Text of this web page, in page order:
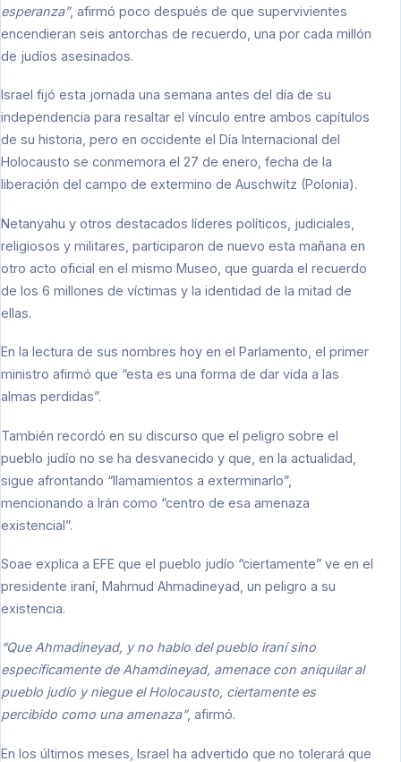
esperanza”, afirmó poco después de que supervivientes
encendieran seis antorchas de recuerdo, una por cada millón
de judíos asesinados.
Israel fijó esta jornada una semana antes del día de su
independencia para resaltar el vínculo entre ambos capítulos
de su historia, pero en occidente el Día Internacional del
Holocausto se conmemora el 27 de enero, fecha de la
liberación del campo de extermino de Auschwitz (Polonia).
Netanyahu y otros destacados líderes políticos, judiciales,
religiosos y militares, participaron de nuevo esta mañana en
otro acto oficial en el mismo Museo, que guarda el recuerdo
de los 6 millones de víctimas y la identidad de la mitad de
ellas.
En la lectura de sus nombres hoy en el Parlamento, el primer
ministro afirmó que “esta es una forma de dar vida a las
almas perdidas”.
También recordó en su discurso que el peligro sobre el
pueblo judío no se ha desvanecido y que, en la actualidad,
sigue afrontando “llamamientos a exterminarlo”,
mencionando a Irán como “centro de esa amenaza
existencial”.
Soae explica a EFE que el pueblo judío “ciertamente” ve en el
presidente iraní, Mahmud Ahmadineyad, un peligro a su
existencia.
“Que Ahmadineyad, y no hablo del pueblo iraní sino
específicamente de Ahamdineyad, amenace con aniquilar al
pueblo judío y niegue el Holocausto, ciertamente es
percibido como una amenaza”, afirmó.
En los últimos meses, Israel ha advertido que no tolerará que